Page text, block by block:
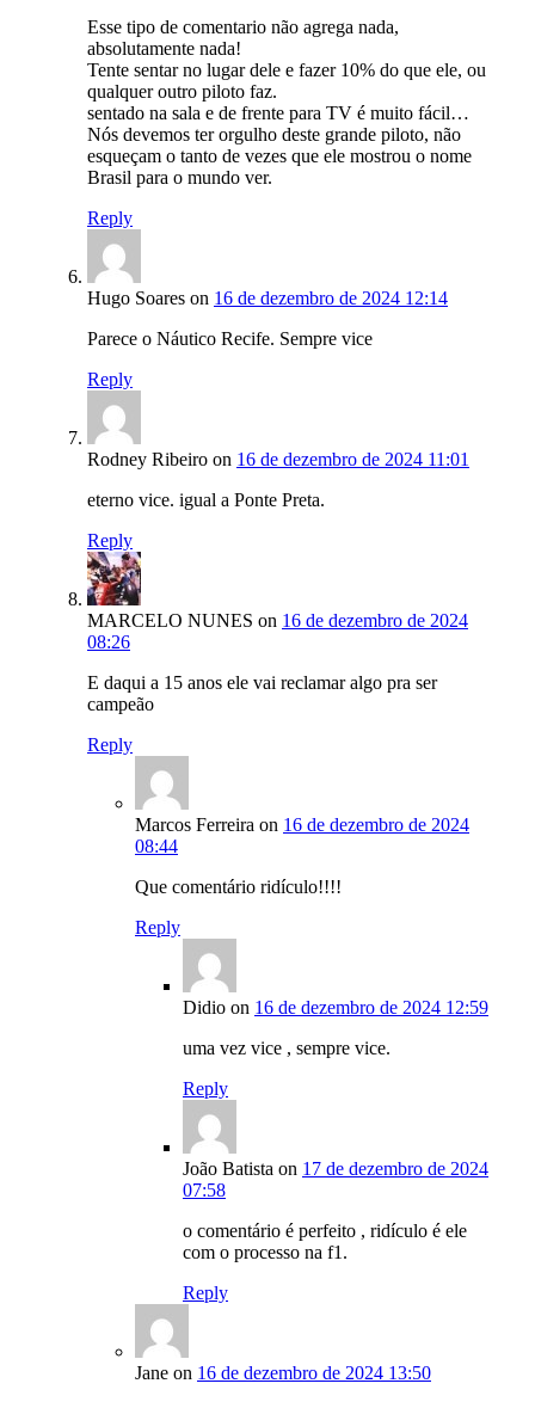
Esse tipo de comentario não agrega nada,
absolutamente nada!
Tente sentar no lugar dele e fazer 10% do que ele, ou
qualquer outro piloto faz.
sentado na sala e de frente para TV é muito fácil…
Nós devemos ter orgulho deste grande piloto, não
esqueçam o tanto de vezes que ele mostrou o nome
Brasil para o mundo ver.
Reply
Hugo Soares on 16 de dezembro de 2024 12:14
Parece o Náutico Recife. Sempre vice
Reply
Rodney Ribeiro on 16 de dezembro de 2024 11:01
eterno vice. igual a Ponte Preta.
Reply
MARCELO NUNES on 16 de dezembro de 2024
08:26
E daqui a 15 anos ele vai reclamar algo pra ser
campeão
Reply
Marcos Ferreira on 16 de dezembro de 2024
08:44
Que comentário ridículo!!!!
Reply
Didio on 16 de dezembro de 2024 12:59
uma vez vice , sempre vice.
Reply
João Batista on 17 de dezembro de 2024
07:58
o comentário é perfeito , ridículo é ele
com o processo na f1.
Reply
Jane on 16 de dezembro de 2024 13:50